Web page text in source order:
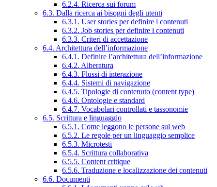
6.2.4. Ricerca sui forum
6.3. Dalla ricerca ai bisogni degli utenti
6.3.1. User stories per definire i contenuti
6.3.2. Job stories per definire i contenuti
6.3.3. Criteri di accettazione
6.4. Architettura dell’informazione
6.4.1. Definire l’architettura dell’informazione
6.4.2. Alberatura
6.4.3. Flussi di interazione
6.4.4. Sistemi di navigazione
6.4.5. Tipologie di contenuto (content type)
6.4.6. Ontologie e standard
6.4.7. Vocabolari controllati e tassonomie
6.5. Scrittura e linguaggio
6.5.1. Come leggono le persone sul web
6.5.2. Le regole per un linguaggio semplice
6.5.3. Microtesti
6.5.4. Scrittura collaborativa
6.5.5. Content critique
6.5.6. Traduzione e localizzazione dei contenuti
6.6. Documenti